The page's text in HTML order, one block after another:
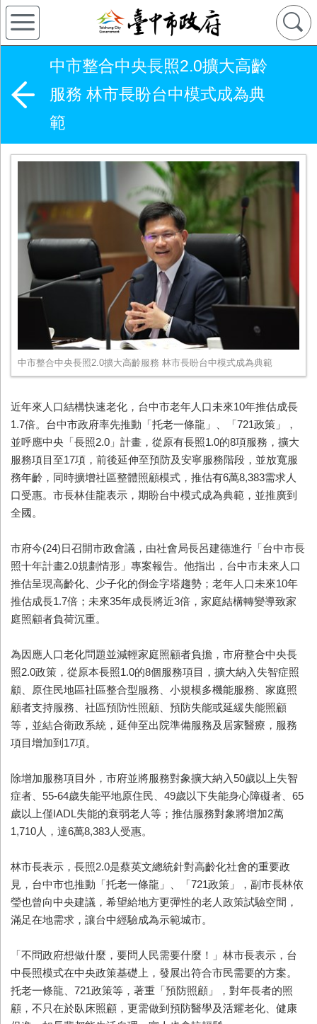
中市整合中央長照2.0擴大高齡
服務 林市長盼台中模式成為典
範
中市整合中央長照2.0擴大高齡服務 林市長盼台中模式成為典範
近年來人口結構快速老化，台中市老年人口未來10年推估成長
1.7倍。台中市政府率先推動「托老一條龍」、「721政策」，
並呼應中央「長照2.0」計畫，從原有長照1.0的8項服務，擴大
服務項目至17項，前後延伸至預防及安寧服務階段，並放寬服
務年齡，同時擴增社區整體照顧模式，推估有6萬8,383需求人
口受惠。市長林佳龍表示，期盼台中模式成為典範，並推廣到
全國。
市府今(24)日召開市政會議，由社會局長呂建德進行「台中市長
照十年計畫2.0規劃情形」專案報告。他指出，台中市未來人口
推估呈現高齡化、少子化的倒金字塔趨勢；老年人口未來10年
推估成長1.7倍；未來35年成長將近3倍，家庭結構轉變導致家
庭照顧者負荷沉重。
為因應人口老化問題並減輕家庭照顧者負擔，市府整合中央長
照2.0政策，從原本長照1.0的8個服務項目，擴大納入失智症照
顧、原住民地區社區整合型服務、小規模多機能服務、家庭照
顧者支持服務、社區預防性照顧、預防失能或延緩失能照顧
等，並結合衛政系統，延伸至出院準備服務及居家醫療，服務
項目增加到17項。
除增加服務項目外，市府並將服務對象擴大納入50歲以上失智
症者、55-64歲失能平地原住民、49歲以下失能身心障礙者、65
歲以上僅IADL失能的衰弱老人等；推估服務對象將增加2萬
1,710人，達6萬8,383人受惠。
林市長表示，長照2.0是蔡英文總統針對高齡化社會的重要政
見，台中市也推動「托老一條龍」、「721政策」，副市長林依
瑩也曾向中央建議，希望給地方更彈性的老人政策試驗空間，
滿足在地需求，讓台中經驗成為示範城市。
「不問政府想做什麼，要問人民需要什麼！」林市長表示，台
中長照模式在中央政策基礎上，發展出符合市民需要的方案。
托老一條龍、721政策等，著重「預防照顧」，對年長者的照
顧，不只在於臥床照顧，更需做到預防醫學及活耀老化、健康